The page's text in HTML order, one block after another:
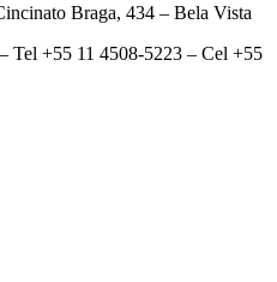
Braga, 434 – Bela Vista
Tel +55 11 4508-5223 – Cel +55